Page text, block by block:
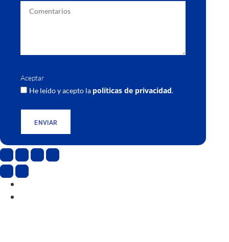
Aceptar
He leído y acepto la políticas de privacidad.
ENVIAR